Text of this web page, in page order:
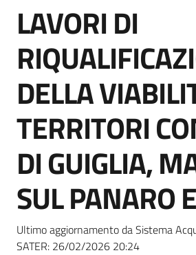
e
strumenti
acquisto
Supporto
Piattaforme
telematiche
Salta al contenuto
LAVORI DI
DELLA
TERRITORI
DI GUIGLIA,
SUL PANARO
Ultimo aggiornamento da Sistema
SATER: 26/02/2026 20:24